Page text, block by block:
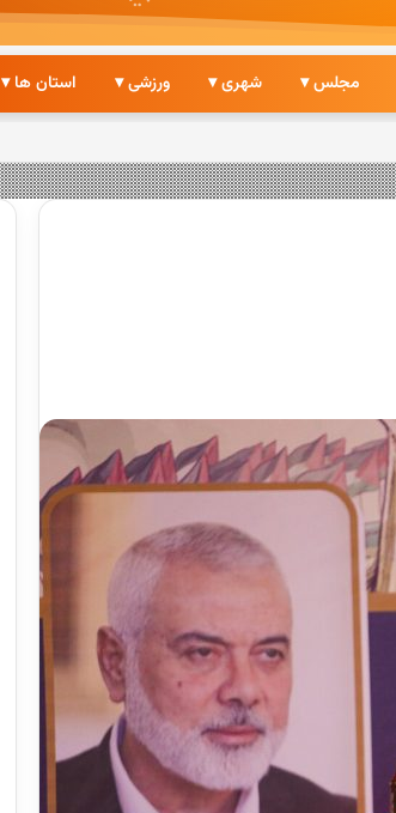
مجلس ▾ شهری ▾ ورزشی ▾ استان ها ▾